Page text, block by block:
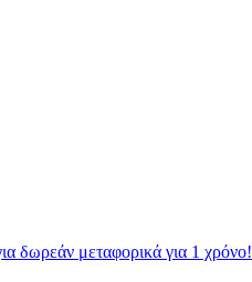
δωρεάν μεταφορικά για 1 χρόνο!